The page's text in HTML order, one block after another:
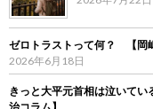
ゼロトラストって何？ 【岡
2026年6月18日
きっと大平元首相は泣いて